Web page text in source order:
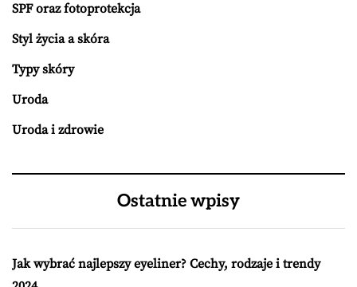
SPF oraz fotoprotekcja
Styl życia a skóra
Typy skóry
Uroda
Uroda i zdrowie
Ostatnie wpisy
Jak wybrać najlepszy eyeliner? Cechy, rodzaje i trendy